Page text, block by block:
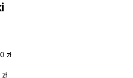
zł